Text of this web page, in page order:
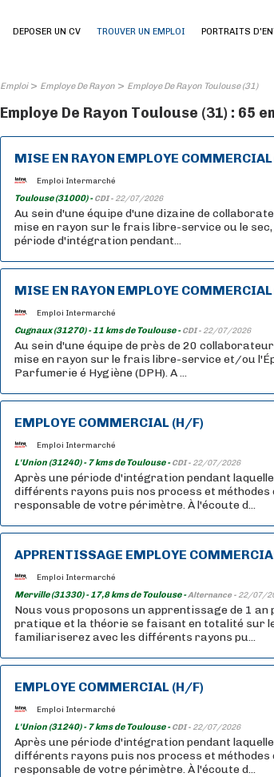
DEPOSER UN CV TROUVER UN EMPLOI PORTRAITS
Emploi> Employe De Rayon > Employe De Rayon Toulouse (31)
Employe De Rayon Toulouse (31) : 65
MISE EN RAYON EMPLOYE
Emploi Intermarché
Toulouse (31000) -CDI - 22/07/2026
Au sein d'une équipe d'une dizaine de
mise en rayon sur le frais libre-service ou le sec,
période d'intégration pendant...
MISE EN RAYON EMPLOYE
Emploi Intermarché
Cugnaux (31270) - 11 kms de Toulouse -CDI - 22/07/2026
Au sein d'une équipe de près de 20
mise en rayon sur le frais libre-service et/ou
Parfumerie é Hygiène (DPH). A ...
EMPLOYE COMMERCIAL (H/F)
Emploi Intermarché
L'Union (31240) - 7 kms de Toulouse -CDI - 22/07/2026
Après une période d'intégration pendant
différents rayons puis nos process et méthodes
responsable de votre périmètre. À l'écoute d...
APPRENTISSAGE EMPLOYE
Emploi Intermarché
Merville (31330) - 17,8 kms de Toulouse -Alternance - 22/07/
Nous vous proposons un apprentissage de 1 an
pratique et la théorie se faisant en totalité sur
familiariserez avec les différents rayons pu...
EMPLOYE COMMERCIAL (H/F)
Emploi Intermarché
L'Union (31240) - 7 kms de Toulouse -CDI - 22/07/2026
Après une période d'intégration pendant
différents rayons puis nos process et méthodes
responsable de votre périmètre. À l'écoute d...